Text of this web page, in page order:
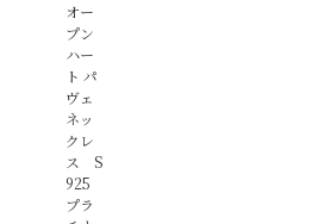
オー
プン
ハー
ト パ
ヴェ
ネッ
クレ
ス S
925
プラ